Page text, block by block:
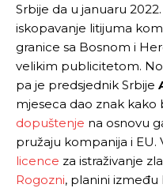
[wpuf_form
[wpuf_form
Srbije da u januaru 2022.
iskopavanje litijuma
granice sa Bosnom i
velikim publicitetom.
pa je predsjednik Srbije
mjeseca dao znak kako
dopuštenje na osnovu
pružaju kompanija i EU.
licence za istraživanje
Rogozni, planini između